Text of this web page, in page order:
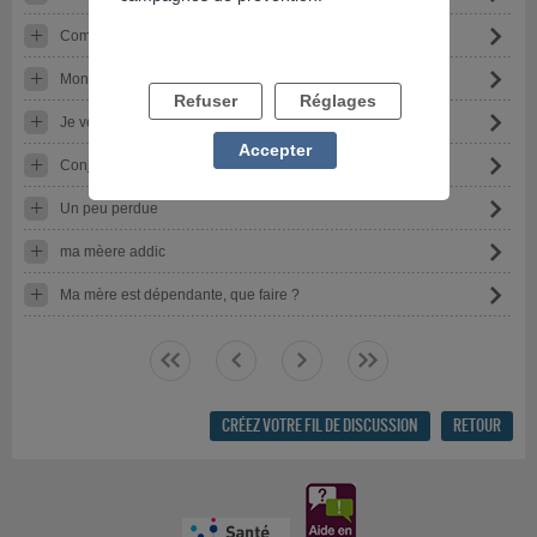
Comment l'aider ?
Mon mari est addict aux jeux payants sur son téléphone
Je veux parler
Conjoint accroc au jeu
Un peu perdue
ma mèere addic
Ma mère est dépendante, que faire ?
<< < > >>
CRÉEZ VOTRE FIL DE DISCUSSION RETOUR
Refuser Réglages
Accepter